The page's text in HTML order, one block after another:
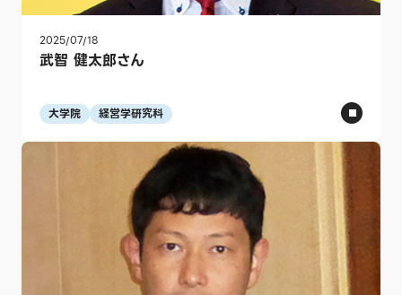
2025/07/18
武智 健太郎さん
大学院 経営学研究科